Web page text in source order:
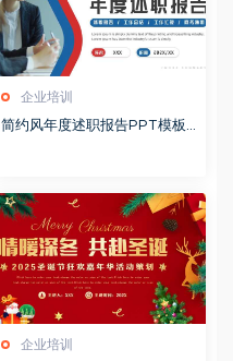
企业培训
简约风年度述职报告PPT模板2
企业培训